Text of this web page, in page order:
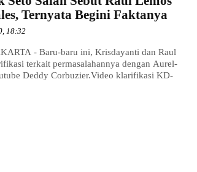
Ternyata Begini Faktanya
18:32
- Baru-baru ini, Krisdayanti dan Raul
terkait permasalahannya dengan Aurel-
Deddy Corbuzier.Video klarifikasi KD-